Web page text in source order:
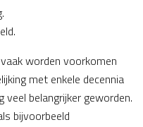
worden voorkomen
met enkele decennia
veel belangrijker geworden.
bijvoorbeeld